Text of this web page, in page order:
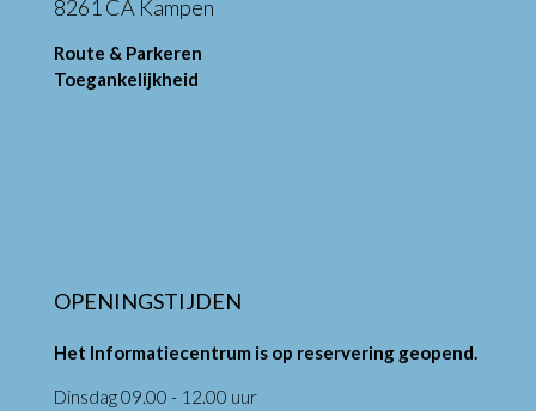
8261 CA Kampen
Route & Parkeren
Toegankelijkheid
OPENINGSTIJDEN
Het Informatiecentrum is op reservering geopend.
Dinsdag 09.00 - 12.00 uur